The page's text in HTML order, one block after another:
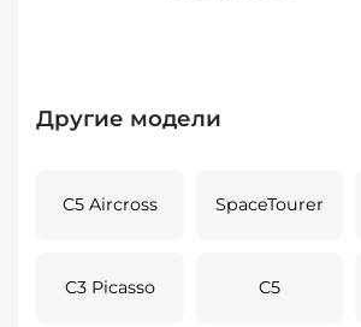
Другие модели
C5 Aircross SpaceTourer
C3 Picasso C5